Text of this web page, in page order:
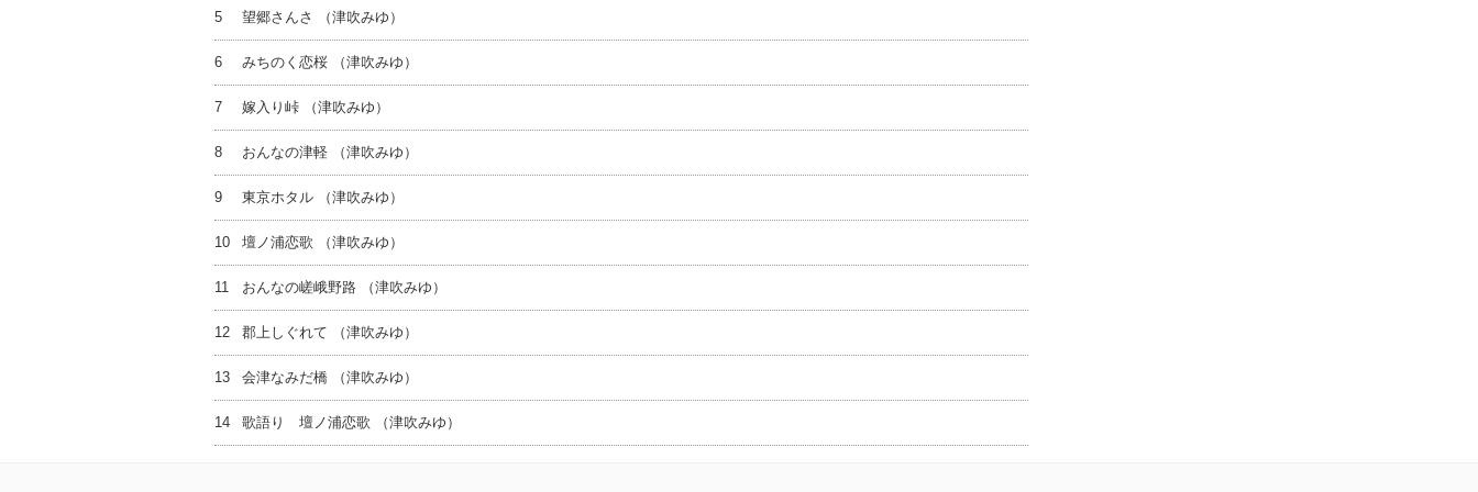
5 望郷さんさ （津吹みゆ）
6 みちのく恋桜 （津吹みゆ）
7 嫁入り峠 （津吹みゆ）
8 おんなの津軽 （津吹みゆ）
9 東京ホタル （津吹みゆ）
10 壇ノ浦恋歌 （津吹みゆ）
11 おんなの嵯峨野路 （津吹みゆ）
12 郡上しぐれて （津吹みゆ）
13 会津なみだ橋 （津吹みゆ）
14 歌語り 壇ノ浦恋歌 （津吹みゆ）